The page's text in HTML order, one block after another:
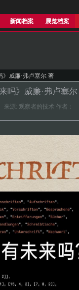
新闻档案 展览档案
》威廉·弗卢塞尔 著
吗》威廉·弗卢塞尔
来源: 观察者的技术 作者：